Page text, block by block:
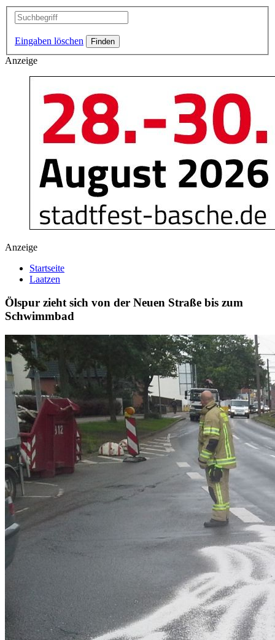
Eingaben löschen
Anzeige
Anzeige
Startseite
Laatzen
Ölspur zieht sich von der Neuen Straße bis zum
Schwimmbad